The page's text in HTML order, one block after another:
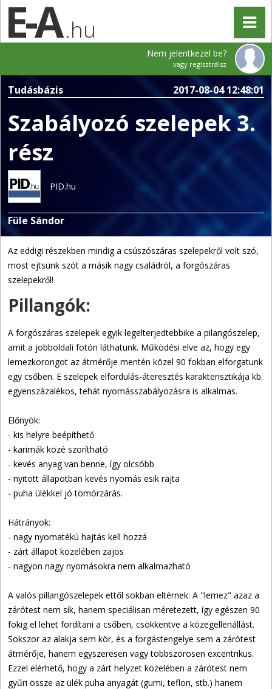
.hu
Nem jelentkezel be?
vagy regisztrálsz
Tudásbázis 2017-08-04 12:48:01
Szabályozó szelepek 3.
rész
PID.hu
Füle Sándor
Az eddigi részekben mindig a csúszószáras szelepekről volt szó,
most ejtsünk szót a másik nagy családról, a forgószáras
szelepekről!
Pillangók:
A forgószáras szelepek egyik legelterjedtebbike a pilangószelep,
amit a jobboldali fotón láthatunk. Működési elve az, hogy egy
lemezkorongot az átmérője mentén közel 90 fokban elforgatunk
egy csőben. E szelepek elfordulás-áteresztés karakterisztikája kb.
egyenszázalékos, tehát nyomásszabályozásra is alkalmas.
Előnyök:
- kis helyre beépíthető
- karimák közé szorítható
- kevés anyag van benne, így olcsóbb
- nyitott állapotban kevés nyomás esik rajta
- puha ülékkel jó tömörzárás.
Hátrányok:
- nagy nyomatékú hajtás kell hozzá
- zárt állapot közelében zajos
- nagyon nagy nyomásokra nem alkalmazható
A valós pillangószelepek ettől sokban eltérnek: A "lemez" azaz a
zárótest nem sík, hanem speciálisan méretezett, így egészen 90
fokig el lehet fordítani a csőben, csökkentve a közegellenállást.
Sokszor az alakja sem kör, és a forgástengelye sem a zárótest
átmérője, hanem egyszeresen vagy többszörösen excentrikus.
Ezzel elérhető, hogy a zárt helyzet közelében a zárótest nem
gyűri össze az ülék puha anyagát (gumi, teflon, stb.) hanem